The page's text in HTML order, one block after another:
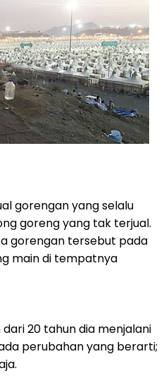
gorengan yang selalu
goreng yang tak terjual.
gorengan tersebut pada
main di tempatnya
20 tahun dia menjalani
perubahan yang berarti;